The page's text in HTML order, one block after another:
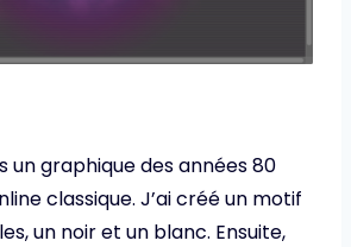
un graphique des années 80
classique. J’ai créé un motif
un noir et un blanc. Ensuite,